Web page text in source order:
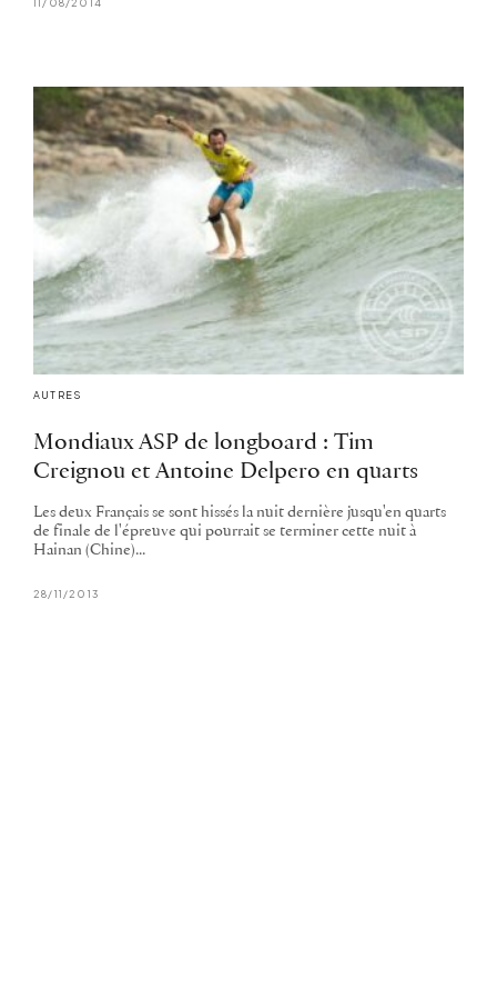
11/08/2014
AUTRES
Mondiaux ASP de longboard : Tim
Creignou et Antoine Delpero en quarts
Les deux Français se sont hissés la nuit dernière jusqu'en quarts
de finale de l'épreuve qui pourrait se terminer cette nuit à
Hainan (Chine)...
28/11/2013